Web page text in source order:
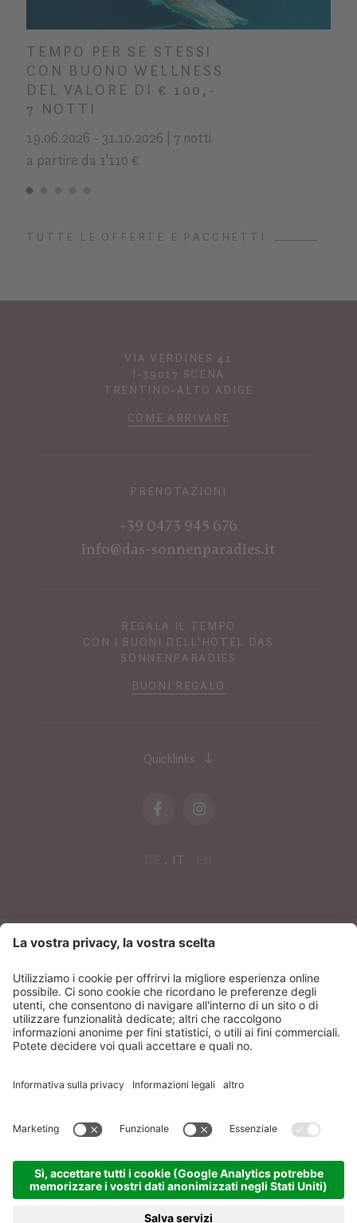
TEMPO PER SE STESSI
CON BUONO WELLNESS
DEL VALORE DI € 100,-
7 NOTTI
19.06.2026 - 31.10.2026 | 7 notti
a partire da 1'110 €
TUTTE LE OFFERTE E PACCHETTI
VIA VERDINES 41
I-39017 SCENA
TRENTINO-ALTO ADIGE
COME ARRIVARE
PRENOTAZIONI
+39 0473 945 676
info@das-sonnenparadies.it
REGALA IL TEMPO
CON I BUONI DELL'HOTEL DAS
SONNENPARADIES
BUONI REGALO
Quicklinks
IT
NEWSLETTER
Sonnenparadies Srl
CIN: IT021087A17N8GM3N7
accessibilità
Impostazioni dei cookies
produced by